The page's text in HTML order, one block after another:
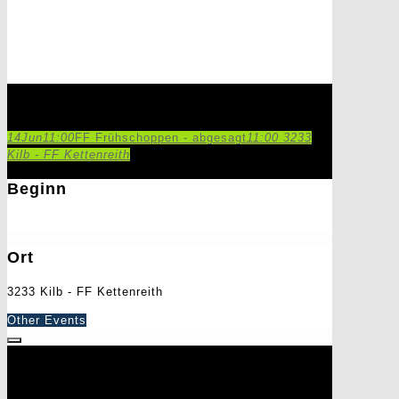
14Jun11:00 FF Frühschoppen - abgesagt11:00 3233
Kilb - FF Kettenreith
Beginn
Ort
3233 Kilb - FF Kettenreith
Other Events